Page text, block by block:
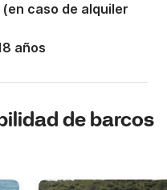
(en caso de alquiler
años
de barcos